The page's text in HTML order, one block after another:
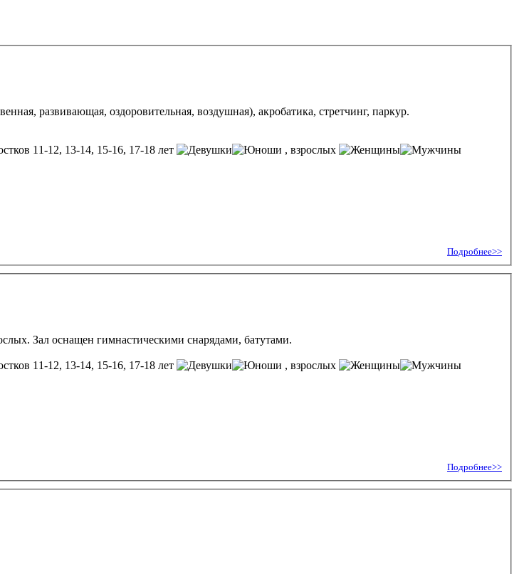
развивающая, оздоровительная, воздушная), акробатика, стретчинг, паркур.
11-12, 13-14, 15-16, 17-18 лет , взрослых
Подробнее>>
Зал оснащен гимнастическими снарядами, батутами.
11-12, 13-14, 15-16, 17-18 лет , взрослых
Подробнее>>